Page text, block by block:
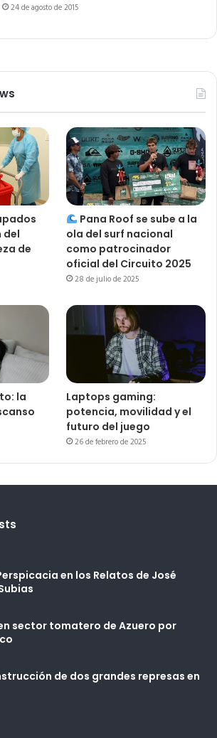
24 de agosto de 2015
del
de
Pana Roof se sube a la
ola del surf nacional
como patrocinador
oficial del Circuito 2025
28 de julio de 2025
la
Laptops gaming:
potencia, movilidad y el
futuro del juego
26 de febrero de 2025
en los Relatos de José
sector tomatero de Azuero por
de dos grandes represas en